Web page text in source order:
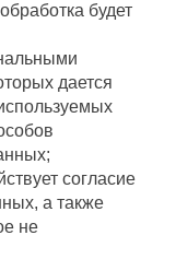
будет
дается
согласие
а также
не